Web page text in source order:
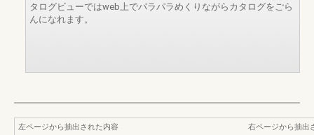
タログビューではweb上でパラパラめくりながらカタログをごら
んになれます。
左ページから抽出された内容
右ページから抽出